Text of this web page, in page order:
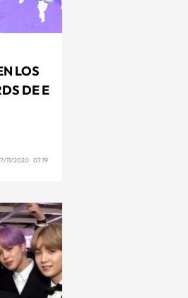
LOS
DE E
11/2020 07:19